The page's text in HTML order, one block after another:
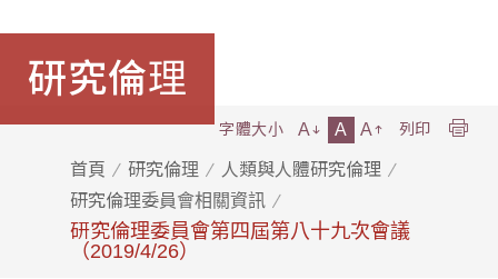
研究倫理
首頁 研究倫理
人類與人體研究倫理
研究倫理委員會相關資訊
研究倫理委員會第四屆第八十九次會議
（2019/4/26）
字體大小 A A A 列印